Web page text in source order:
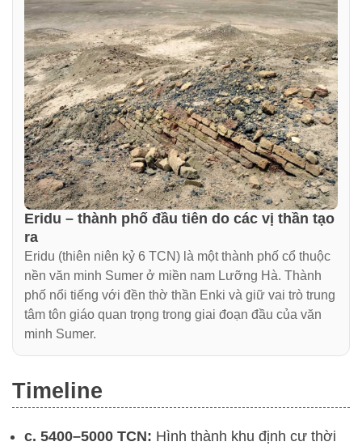
Eridu – thành phố đầu tiên do các vị thần tạo
ra
Eridu (thiên niên kỷ 6 TCN) là một thành phố cổ thuộc
nền văn minh Sumer ở miền nam Lưỡng Hà. Thành
phố nổi tiếng với đền thờ thần Enki và giữ vai trò trung
tâm tôn giáo quan trọng trong giai đoạn đầu của văn
minh Sumer.
Timeline
c. 5400–5000 TCN: Hình thành khu định cư thời